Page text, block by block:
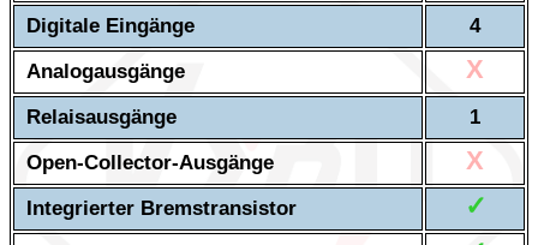
Digitale Eingänge
4
Analogausgänge
X
Relaisausgänge
1
Open-Collector-Ausgänge
X
Integrierter Bremstransistor ✓